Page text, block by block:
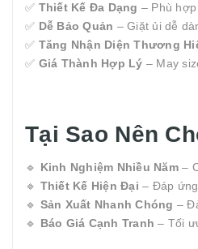
✅ Thiết Kế Đa Dạng – Phù
✅ Dễ Bảo Quản – Giặt ủi dễ
✅ Tăng Nhận Diện Thương
✅ Giá Thành Hợp Lý – May
Tại Sao Nên
🔹 Kinh Nghiệm Nhiều Năm–
🔹 Thiết Kế Hiện Đại – Đáp
🔹 Sản Xuất Nhanh Chóng –
🔹 Báo Giá Cạnh Tranh – Tối